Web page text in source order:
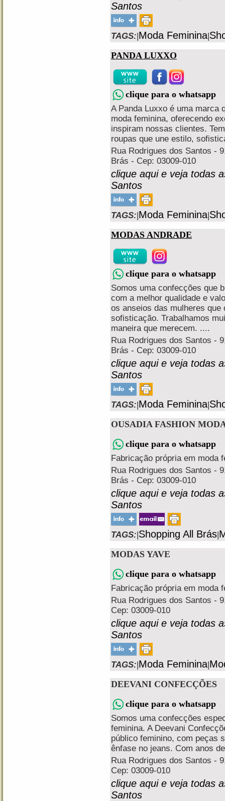
Santos
TAGS:|Moda Feminina|
PANDA LUXXO
clique para o whatsapp
A Panda Luxxo é uma marca
moda feminina, oferecendo
inspiram nossas clientes.
roupas que une estilo,
Rua Rodrigues dos Santos -
Brás - Cep: 03009-010
clique aqui e veja todas
Santos
TAGS:|Moda Feminina|
MODAS ANDRADE
clique para o whatsapp
Somos uma confecções que
com a melhor qualidade e
os anseios das mulheres
sofisticação. Trabalhamos
maneira que merecem. ....
Rua Rodrigues dos Santos -
Brás - Cep: 03009-010
clique aqui e veja todas
Santos
TAGS:|Moda Feminina|
OUSADIA FASHION
clique para o whatsapp
Fabricação própria em moda
Rua Rodrigues dos Santos -
Brás - Cep: 03009-010
clique aqui e veja todas
Santos
TAGS:|Shopping All Brás|
MODAS YAVE
clique para o whatsapp
Fabricação própria em moda
Rua Rodrigues dos Santos -
Cep: 03009-010
clique aqui e veja todas
Santos
TAGS:|Moda Feminina|
DEEVANI CONFECÇÕES
clique para o whatsapp
Somos uma confecções
feminina. A Deevani
público feminino, com peças
ênfase no jeans. Com anos
Rua Rodrigues dos Santos -
Cep: 03009-010
clique aqui e veja todas
Santos